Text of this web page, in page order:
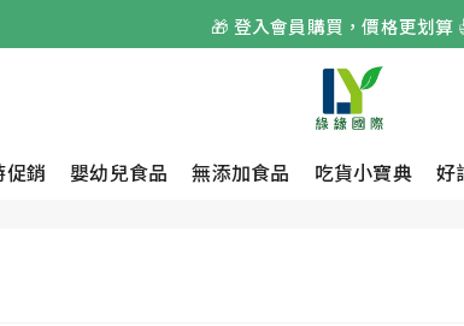
🎁 登入會員購買，價格更划算
🏆 榮獲A.A純粹風味國際無添加認
🌟 嬰幼兒無添加副食品首選 🌟
🎁 登入會員購買，價格更划算
促銷 嬰幼兒食品 無添加食品 吃貨小寶典 好